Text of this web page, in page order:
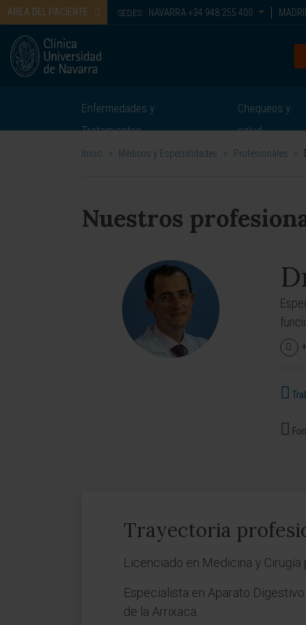
ÁREA DEL PACIENTE SEDES: NAVARRA +34 948 255 400
Enfermedades y
Tratamientos
Chequeos y
salud
Inicio > Médicos y Especialidades > Profesionales >
Nuestros
Trayectoria
Licenciado en Medicina y Cirugía
Especialista en Aparato
de la Arrixaca.